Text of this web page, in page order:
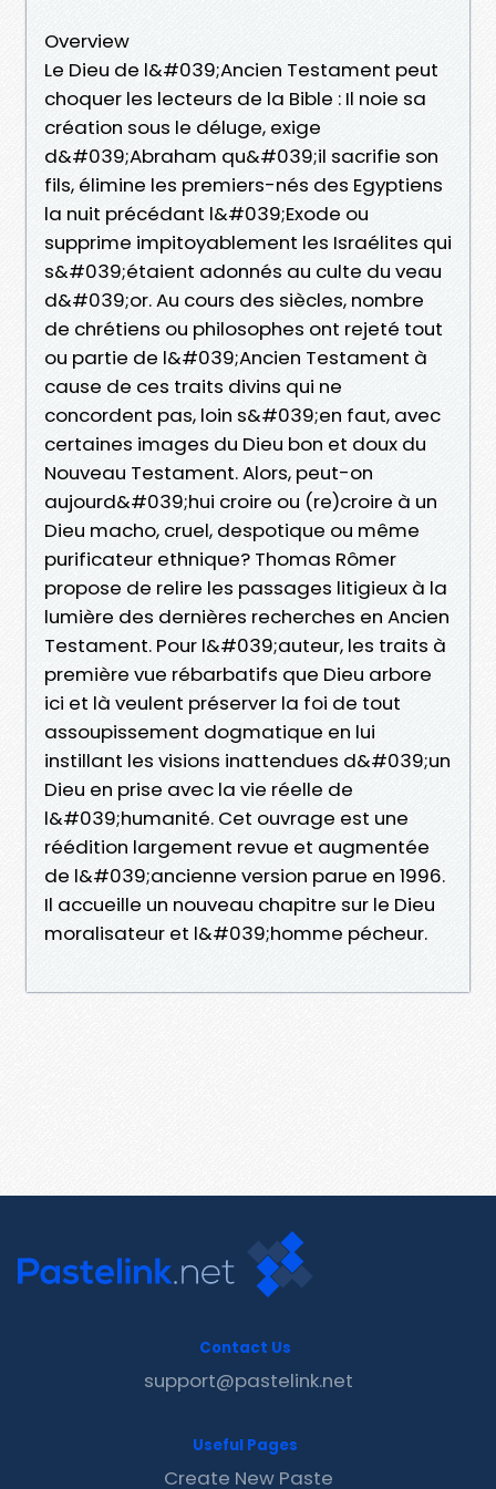
Overview
Le Dieu de l&#039;Ancien Testament peut
choquer les lecteurs de la Bible : Il noie sa
création sous le déluge, exige
d&#039;Abraham qu&#039;il sacrifie son
fils, élimine les premiers-nés des Egyptiens
la nuit précédant l&#039;Exode ou
supprime impitoyablement les Israélites qui
s&#039;étaient adonnés au culte du veau
d&#039;or. Au cours des siècles, nombre
de chrétiens ou philosophes ont rejeté tout
ou partie de l&#039;Ancien Testament à
cause de ces traits divins qui ne
concordent pas, loin s&#039;en faut, avec
certaines images du Dieu bon et doux du
Nouveau Testament. Alors, peut-on
aujourd&#039;hui croire ou (re)croire à un
Dieu macho, cruel, despotique ou même
purificateur ethnique? Thomas Rômer
propose de relire les passages litigieux à la
lumière des dernières recherches en Ancien
Testament. Pour l&#039;auteur, les traits à
première vue rébarbatifs que Dieu arbore
ici et là veulent préserver la foi de tout
assoupissement dogmatique en lui
instillant les visions inattendues d&#039;un
Dieu en prise avec la vie réelle de
l&#039;humanité. Cet ouvrage est une
réédition largement revue et augmentée
de l&#039;ancienne version parue en 1996.
Il accueille un nouveau chapitre sur le Dieu
moralisateur et l&#039;homme pécheur.
Contact Us
support@pastelink.net
Useful Pages
Create New Paste